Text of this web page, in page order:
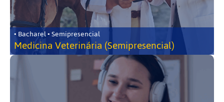
• Bacharel • Semipresencial
Medicina Veterinária (Semipresencial)